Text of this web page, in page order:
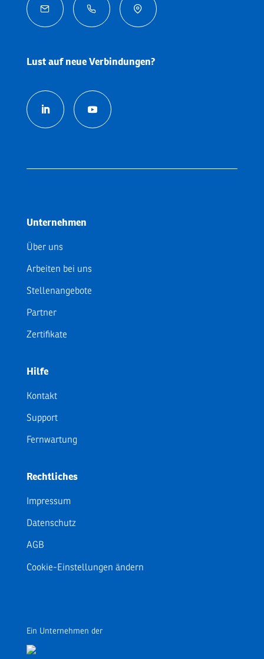
  
Lust auf neue Verbindungen?
Unternehmen
Über uns
Arbeiten bei uns
Stellenangebote
Partner
Zertifikate
Hilfe
Kontakt
Support
Fernwartung
Rechtliches
Impressum
Datenschutz
AGB
Cookie-Einstellungen ändern
Ein Unternehmen der